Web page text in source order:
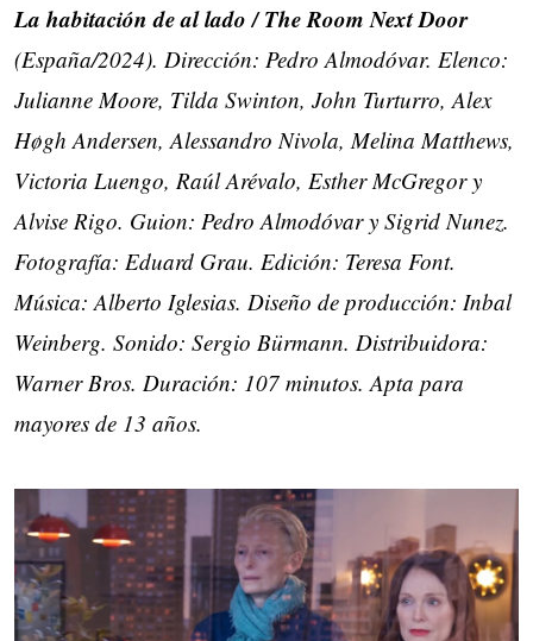
La habitación de al lado / The Room Next Door
(España/2024). Dirección: Pedro Almodóvar. Elenco:
Julianne Moore, Tilda Swinton, John Turturro, Alex
Høgh Andersen, Alessandro Nivola, Melina Matthews,
Victoria Luengo, Raúl Arévalo, Esther McGregor y
Alvise Rigo. Guion: Pedro Almodóvar y Sigrid Nunez.
Fotografía: Eduard Grau. Edición: Teresa Font.
Música: Alberto Iglesias. Diseño de producción: Inbal
Weinberg. Sonido: Sergio Bürmann. Distribuidora:
Warner Bros. Duración: 107 minutos. Apta para
mayores de 13 años.